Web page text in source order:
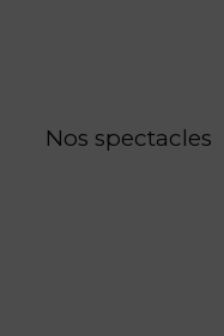
Nos spectacles